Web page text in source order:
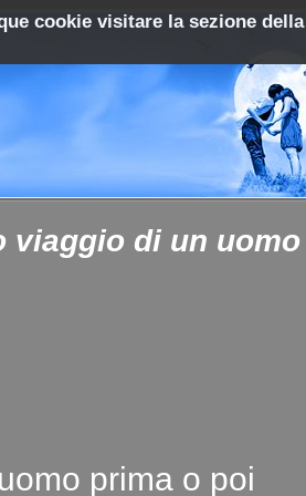
cookie visitare la sezione della
viaggio di un uomo
prima o poi